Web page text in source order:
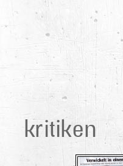
kritiken